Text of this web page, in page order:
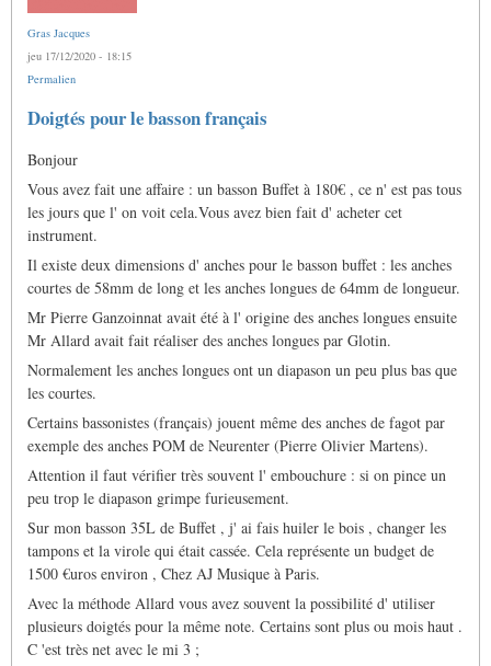
Gras Jacques
jeu 17/12/2020 - 18:15
Permalien
Doigtés pour le basson français
Bonjour
Vous avez fait une affaire : un basson Buffet à 180€ , ce n' est pas tous
les jours que l' on voit cela.Vous avez bien fait d' acheter cet
instrument.
Il existe deux dimensions d' anches pour le basson buffet : les anches
courtes de 58mm de long et les anches longues de 64mm de longueur.
Mr Pierre Ganzoinnat avait été à l' origine des anches longues ensuite
Mr Allard avait fait réaliser des anches longues par Glotin.
Normalement les anches longues ont un diapason un peu plus bas que
les courtes.
Certains bassonistes (français) jouent même des anches de fagot par
exemple des anches POM de Neurenter (Pierre Olivier Martens).
Attention il faut vérifier très souvent l' embouchure : si on pince un
peu trop le diapason grimpe furieusement.
Sur mon basson 35L de Buffet , j' ai fais huiler le bois , changer les
tampons et la virole qui était cassée. Cela représente un budget de
1500 €uros environ , Chez AJ Musique à Paris.
Avec la méthode Allard vous avez souvent la possibilité d' utiliser
plusieurs doigtés pour la même note. Certains sont plus ou mois haut .
C 'est très net avec le mi 3 ;